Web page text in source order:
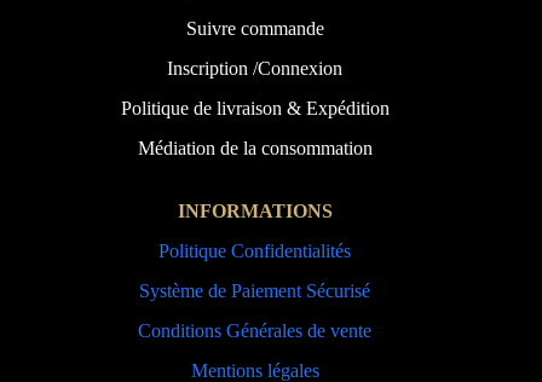
Suivre commande
Inscription /Connexion
Politique de livraison & Expédition
Médiation de la consommation
INFORMATIONS
Politique Confidentialités
Système de Paiement Sécurisé
Conditions Générales de vente
Mentions légales